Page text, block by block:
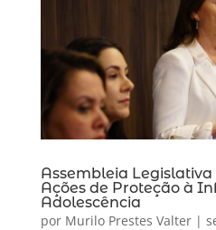
Assembleia
Ações de Proteção à
Adolescência
por Murilo Prestes Valter|